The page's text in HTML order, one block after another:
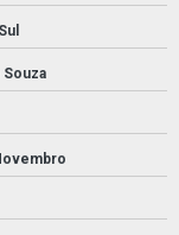
Souza